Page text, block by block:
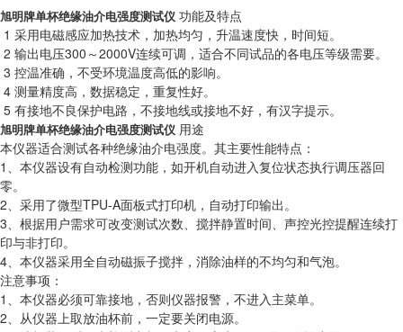
旭明牌单杯绝缘油介电强度测试仪 功能及特点
1 采用电磁感应加热技术，加热均匀，升温速度快，时间短。
2 输出电压300～2000V连续可调，适合不同试品的各电压等级需要。
3 控温准确，不受环境温度高低的影响。
4 测量精度高，数据稳定，重复性好。
5 有接地不良保护电路，不接地线或接地不好，有汉字提示。
旭明牌单杯绝缘油介电强度测试仪 用途
本仪器适合测试各种绝缘油介电强度。其主要性能特点：
1、本仪器设有自动检测功能，如开机自动进入复位状态执行调压器回
零。
2、采用了微型TPU-A面板式打印机，自动打印输出。
3、根据用户需求可改变测试次数、搅拌静置时间、声控光控提醒连续打
印与非打印。
4、本仪器采用全自动磁振子搅拌，消除油样的不均匀和气泡。
注意事项：
1、本仪器必须可靠接地，否则仪器报警，不进入主菜单。
2、从仪器上取放油杯前，一定要关闭电源。